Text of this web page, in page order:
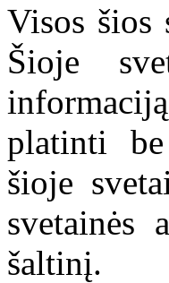
Visos šios
Šioje
platinti
šioje
svetainės
šaltinį.